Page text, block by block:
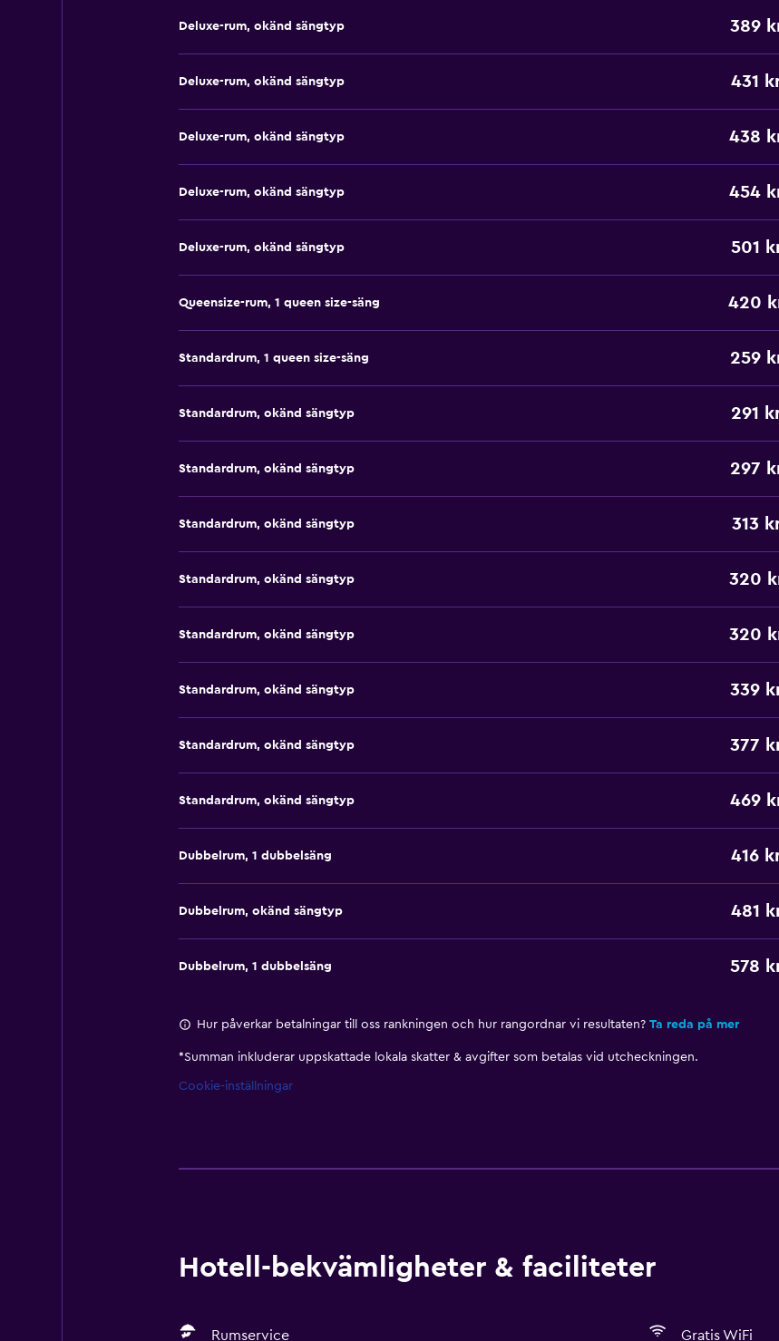
Deluxe-rum, okänd sängtyp 389
Deluxe-rum, okänd sängtyp 431
Deluxe-rum, okänd sängtyp 438
Deluxe-rum, okänd sängtyp 454
Deluxe-rum, okänd sängtyp 501
Queensize-rum, 1 queen size-säng 420
Standardrum, 1 queen size-säng 259
Standardrum, okänd sängtyp 291
Standardrum, okänd sängtyp 297
Standardrum, okänd sängtyp 313
Standardrum, okänd sängtyp 320
Standardrum, okänd sängtyp 320
Standardrum, okänd sängtyp 339
Standardrum, okänd sängtyp 377
Standardrum, okänd sängtyp 469
Dubbelrum, 1 dubbelsäng 416
Dubbelrum, okänd sängtyp 481
Dubbelrum, 1 dubbelsäng 578
Hur påverkar betalningar till oss rankningen och hur rangordnar vi resultaten? Ta reda på mer
*Summan inkluderar uppskattade lokala skatter & avgifter som betalas vid utcheckningen.
Cookie-inställningar
Hotell-bekvämligheter & faciliteter
Rumservice Gratis WiFi